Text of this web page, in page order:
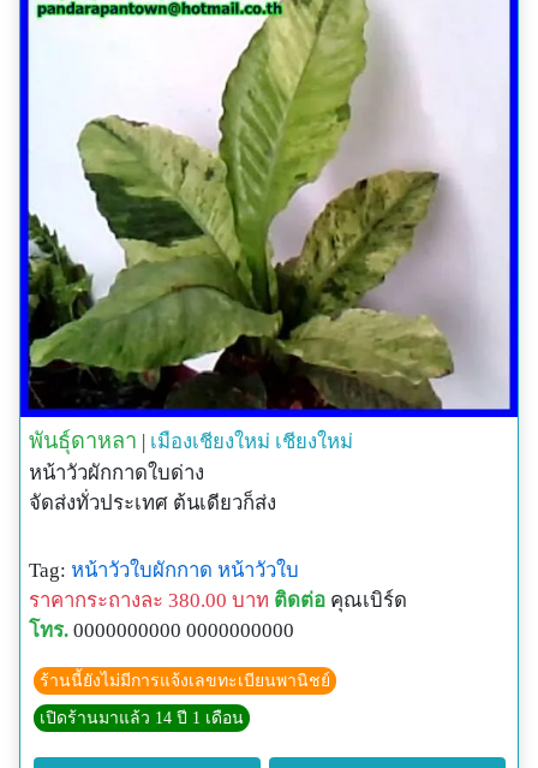
พันธุ์ดาหลา | เมืองเชียงใหม่ เชียงใหม่
หน้าวัวผักกาดใบด่าง
จัดส่งทั่วประเทศ ต้นเดียวก็ส่ง
Tag: หน้าวัวใบผักกาด หน้าวัวใบ
ราคากระถางละ 380.00 บาท ติดต่อ คุณเบิร์ด
โทร. 0000000000 0000000000
ร้านนี้ยังไม่มีการแจ้งเลขทะเบียนพานิชย์
เปิดร้านมาแล้ว 14 ปี 1 เดือน